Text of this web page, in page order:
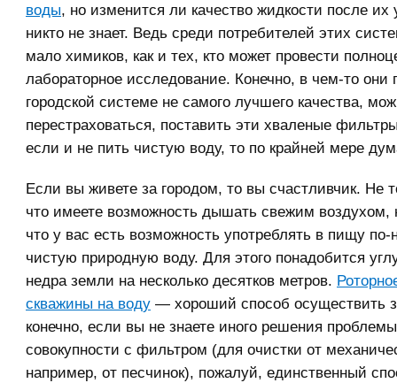
воды, но изменится ли качество жидкости после их
никто не знает. Ведь среди потребителей этих
мало химиков, как и тех, кто может провести
лабораторное исследование. Конечно, в чем-то они
городской системе не самого лучшего качества,
перестраховаться, поставить эти хваленые
если и не пить чистую воду, то по крайней мере
Если вы живете за городом, то вы счастливчик. Не
что имеете возможность дышать свежим воздухом,
что у вас есть возможность употреблять в пищу
чистую природную воду. Для этого понадобится
недра земли на несколько десятков метров.
скважины на воду — хороший способ осуществить
конечно, если вы не знаете иного решения
совокупности с фильтром (для очистки от
например, от песчинок), пожалуй, единственный